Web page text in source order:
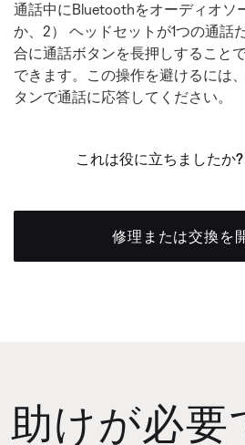
通話中にBluetoothをオーディオソ
か、2） ヘッドセットが1つの通話
合に通話ボタンを長押しすること
できます。この操作を避けるには
タンで通話に応答してください。
これは役に立ちましたか?
修理または交換を
助けが必要